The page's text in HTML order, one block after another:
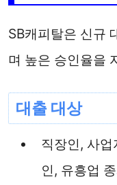
SB캐피탈은 신규
며 높은 승인율을
대출 대상
직장인, 사
인, 유흥업